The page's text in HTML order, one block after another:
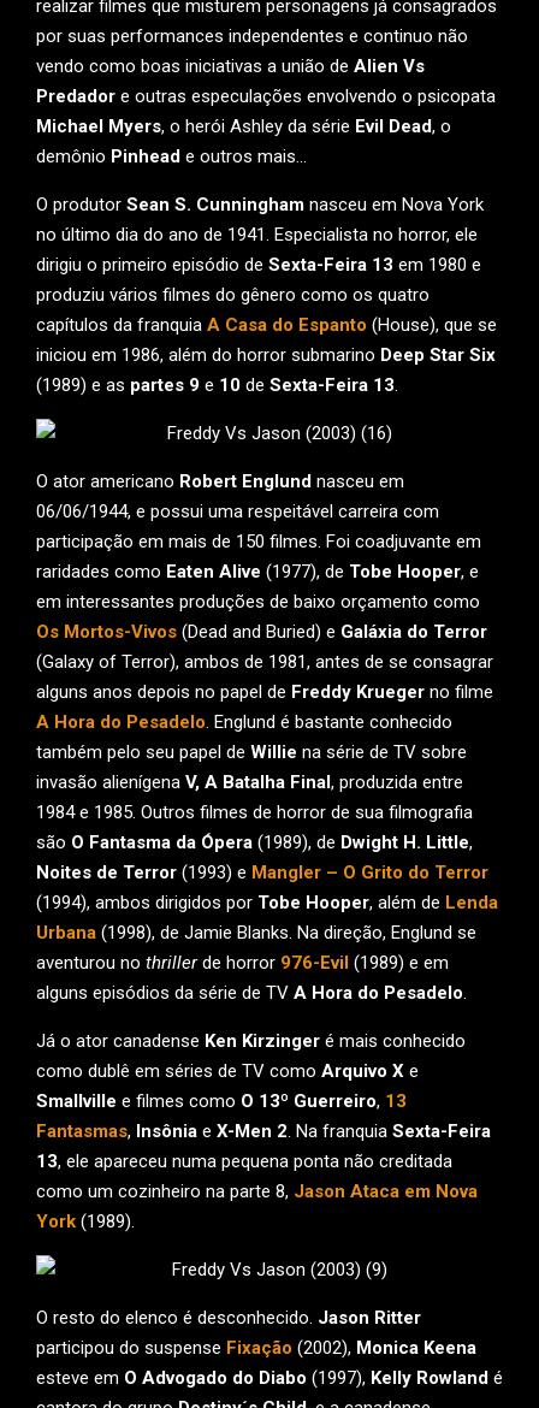
realizar filmes que misturem personagens já consagrados
por suas performances independentes e continuo não
vendo como boas iniciativas a união de Alien Vs
Predador e outras especulações envolvendo o psicopata
Michael Myers, o herói Ashley da série Evil Dead, o
demônio Pinhead e outros mais…
O produtor Sean S. Cunningham nasceu em Nova York
no último dia do ano de 1941. Especialista no horror, ele
dirigiu o primeiro episódio de Sexta-Feira 13 em 1980 e
produziu vários filmes do gênero como os quatro
capítulos da franquia A Casa do Espanto (House), que se
iniciou em 1986, além do horror submarino Deep Star Six
(1989) e as partes 9 e 10 de Sexta-Feira 13
O ator americano Robert Englund nasceu em
06/06/1944, e possui uma respeitável carreira com
participação em mais de 150 filmes. Foi coadjuvante em
raridades como Eaten Alive (1977), de Tobe Hooper, e
em interessantes produções de baixo orçamento como
Os Mortos-Vivos (Dead and Buried) e Galáxia do Terror
(Galaxy of Terror), ambos de 1981, antes de se consagrar
alguns anos depois no papel de Freddy Krueger no filme
A Hora do Pesadelo . Englund é bastante conhecido
também pelo seu papel de Willie na série de TV sobre
invasão alienígena V, A Batalha Final, produzida entre
1984 e 1985. Outros filmes de horror de sua filmografia
são O Fantasma da Ópera (1989), de Dwight H. Little,
Noites de Terror (1993) e Mangler – O Grito do Terror
(1994), ambos dirigidos por Tobe Hooper, além de Lenda
Urbana (1998), de Jamie Blanks. Na direção, Englund se
aventurou no thrillerde horror 976-Evil (1989) e em
alguns episódios da série de TV A Hora do Pesadelo
Já o ator canadense Ken Kirzinger é mais conhecido
como dublê em séries de TV como Arquivo X e
Smallville e filmes como O 13º Guerreiro, 13
Fantasmas, Insônia e X-Men 2 . Na franquia Sexta-Feira
13, ele apareceu numa pequena ponta não creditada
como um cozinheiro na parte 8, Jason Ataca em Nova
York (1989).
O resto do elenco é desconhecido. Jason Ritter
participou do suspense Fixação (2002), Monica Keena
esteve em O Advogado do Diabo (1997), Kelly Rowland é